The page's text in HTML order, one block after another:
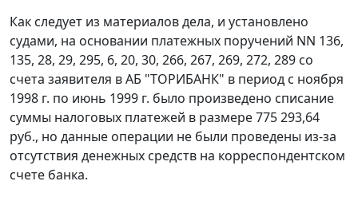
Как следует из материалов дела, и установлено
судами, на основании платежных поручений NN 136,
135, 28, 29, 295, 6, 20, 30, 266, 267, 269, 272, 289 со
счета заявителя в АБ "ТОРИБАНК" в период с ноября
1998 г. по июнь 1999 г. было произведено списание
суммы налоговых платежей в размере 775 293,64
руб., но данные операции не были проведены из-за
отсутствия денежных средств на корреспондентском
счете банка.